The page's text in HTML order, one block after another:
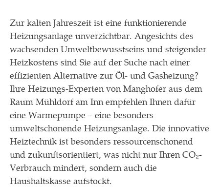
Zur kalten Jahreszeit ist eine funktionierende
Heizungsanlage unverzichtbar. Angesichts des
wachsenden Umweltbewusstseins und steigender
Heizkostens sind Sie auf der Suche nach einer
effizienten Alternative zur Öl- und Gasheizung?
Ihre Heizungs-Experten von Manghofer aus dem
Raum Mühldorf am Inn empfehlen Ihnen dafür
eine Wärmepumpe – eine besonders
umweltschonende Heizungsanlage. Die innovative
Heiztechnik ist besonders ressourcenschonend
und zukunftsorientiert, was nicht nur Ihren CO₂-
Verbrauch mindert, sondern auch die
Haushaltskasse aufstockt.